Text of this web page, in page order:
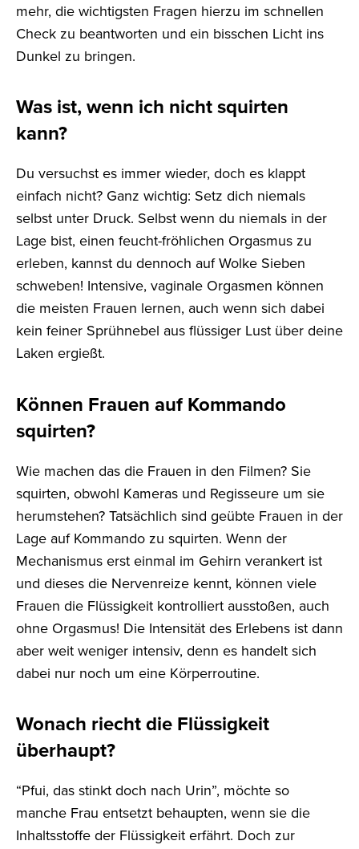
mehr, die wichtigsten Fragen hierzu im schnellen
Check zu beantworten und ein bisschen Licht ins
Dunkel zu bringen.
Was ist, wenn ich nicht squirten
kann?
Du versuchst es immer wieder, doch es klappt
einfach nicht? Ganz wichtig: Setz dich niemals
selbst unter Druck. Selbst wenn du niemals in der
Lage bist, einen feucht-fröhlichen Orgasmus zu
erleben, kannst du dennoch auf Wolke Sieben
schweben! Intensive, vaginale Orgasmen können
die meisten Frauen lernen, auch wenn sich dabei
kein feiner Sprühnebel aus flüssiger Lust über deine
Laken ergießt.
Können Frauen auf Kommando
squirten?
Wie machen das die Frauen in den Filmen? Sie
squirten, obwohl Kameras und Regisseure um sie
herumstehen? Tatsächlich sind geübte Frauen in der
Lage auf Kommando zu squirten. Wenn der
Mechanismus erst einmal im Gehirn verankert ist
und dieses die Nervenreize kennt, können viele
Frauen die Flüssigkeit kontrolliert ausstoßen, auch
ohne Orgasmus! Die Intensität des Erlebens ist dann
aber weit weniger intensiv, denn es handelt sich
dabei nur noch um eine Körperroutine.
Wonach riecht die Flüssigkeit
überhaupt?
“Pfui, das stinkt doch nach Urin”, möchte so
manche Frau entsetzt behaupten, wenn sie die
Inhaltsstoffe der Flüssigkeit erfährt. Doch zur